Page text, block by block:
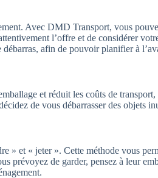
Avec DMD Transport, vous
l’offre et de considérer
afin de pouvoir planifier à
et réduit les coûts de
de vous débarrasser des objets
» et « jeter ». Cette méthode vous
prévoyez de garder, pensez à leur